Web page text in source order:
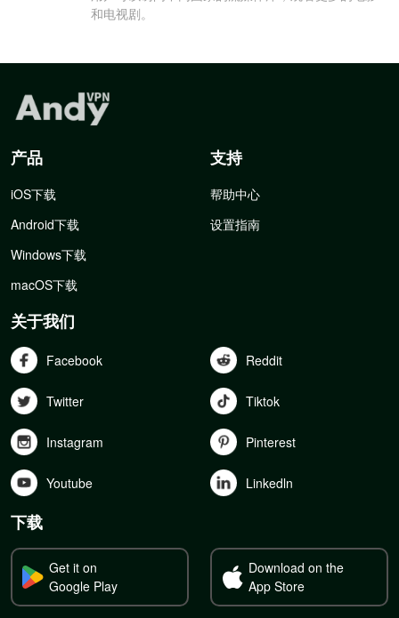
和电视剧。
产品
iOS下载
Android下载
Windows下载
macOS下载
支持
帮助中心
设置指南
关于我们
Facebook Reddit
Twitter Tiktok
Instagram Pinterest
Youtube Linkedln
下载
Get it on
Google Play
Download on the
App Store